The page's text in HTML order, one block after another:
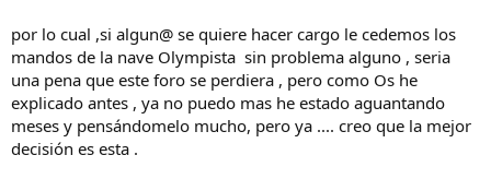
por lo cual ,si algun@ se quiere hacer cargo le cedemos los
mandos de la nave Olympista sin problema alguno , seria
una pena que este foro se perdiera , pero como Os he
explicado antes , ya no puedo mas he estado aguantando
meses y pensándomelo mucho, pero ya .... creo que la mejor
decisión es esta .